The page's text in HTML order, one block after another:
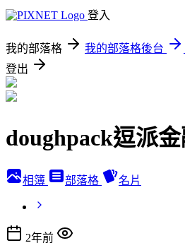
登入
我的部落格 我的部落格後台
登出
doughpack逗派
相簿 部落格 名片
2年前